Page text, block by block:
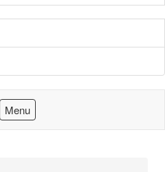
Menu